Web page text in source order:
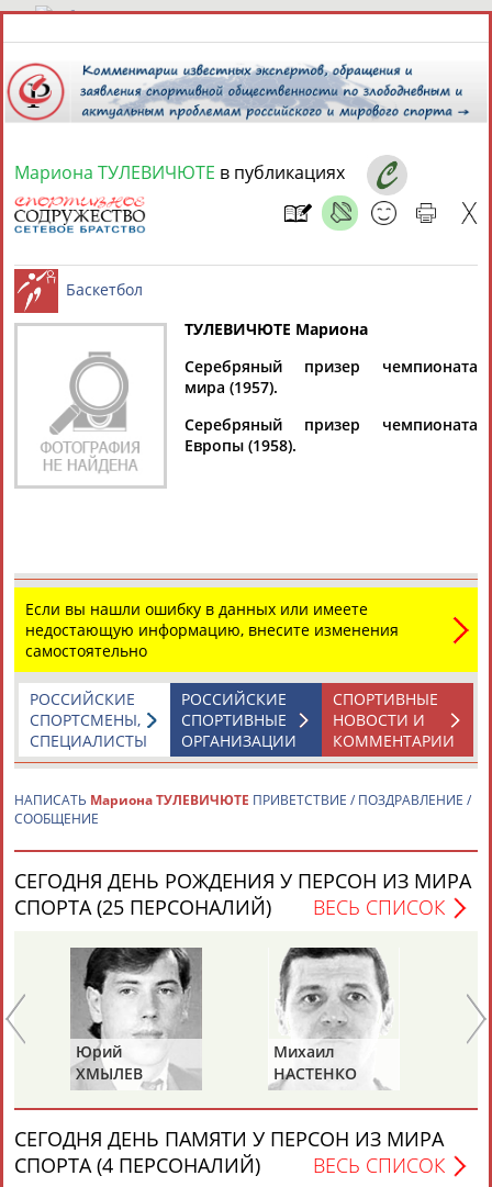
8 августа 2026 года,19:19
Найдено: 13181 Расширенный поиск
Аслаудин
АБАИМОВА
Мария
АБАКУМОВА
Юлия
Дмитрий
Тамилла
Флюра
АББАТЕ-
БУЛАТОВА
Татьяна
АББЯСОВА
Акжана
АБДИКАРИМОВА
Артур
АБДРАХМАНОВ
Каримжан
АБДРАХМАНОВ
Аделя
АБДРАХМАНОВА
Андрей
АБДУВАЛИЕВ
Рамазан
Тагир
Камиль
Загалав
Мариона ТУЛЕВИЧЮТЕ в публикациях
Баскетбол
ТУЛЕВИЧЮТЕ Мариона
Серебряный призер чемпионата
мира (1957).
Серебряный призер чемпионата
Европы (1958).
Если вы нашли ошибку в данных или имеете
недостающую информацию, внесите изменения
самостоятельно
СПОРТИВНЫЕ
НОВОСТИ И
КОММЕНТАРИИ
РОССИЙСКИЕ
СПОРТИВНЫЕ
ОРГАНИЗАЦИИ
РОССИЙСКИЕ
СПОРТСМЕНЫ,
СПЕЦИАЛИСТЫ
НАПИСАТЬ Мариона ТУЛЕВИЧЮТЕ ПРИВЕТСТВИЕ / ПОЗДРАВЛЕНИЕ /
СООБЩЕНИЕ
СЕГОДНЯ ДЕНЬ РОЖДЕНИЯ У ПЕРСОН ИЗ МИРА
СПОРТА (25 ПЕРСОНАЛИЙ)
ВЕСЬ СПИСОК
Юрий
ХМЫЛЕВ
Михаил
НАСТЕНКО
СЕГОДНЯ ДЕНЬ ПАМЯТИ У ПЕРСОН ИЗ МИРА
СПОРТА (4 ПЕРСОНАЛИЙ)
ВЕСЬ СПИСОК